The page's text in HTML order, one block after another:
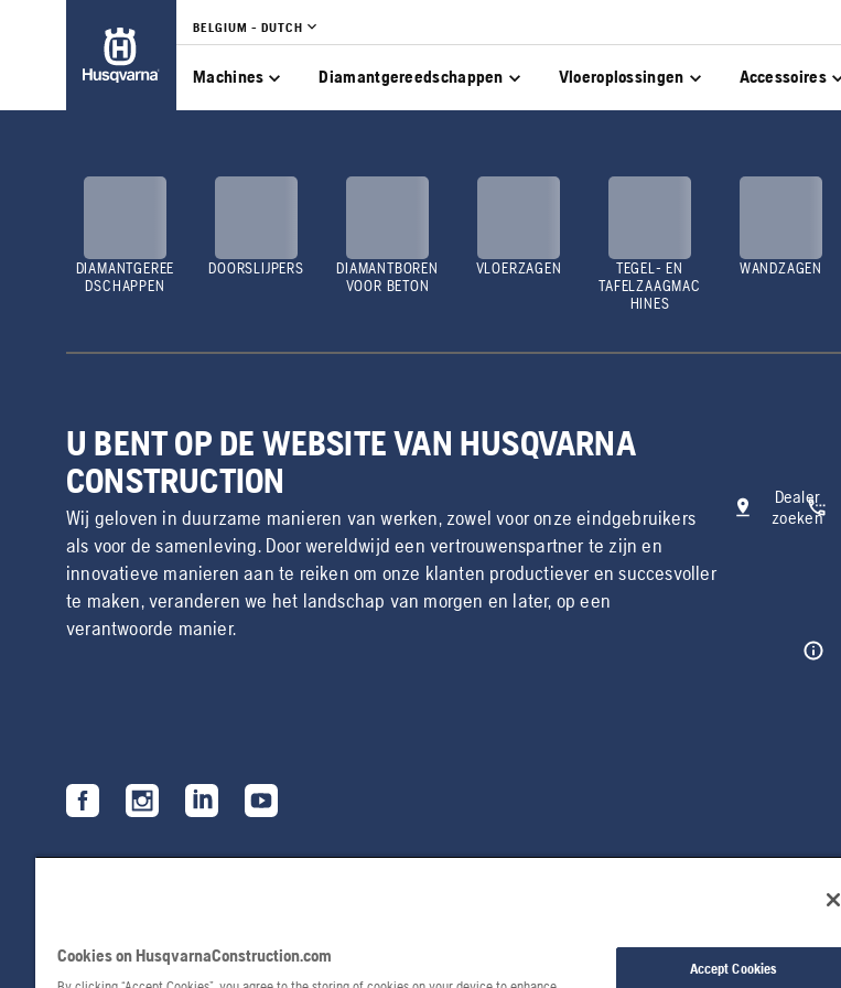
BELGIUM - DUTCH
Machines Diamantgereedschappen Vloeroplossingen Accessoires
DIAMANTGEREE
DSCHAPPEN
DOORSLIJPERS
DIAMANTBOREN
VOOR BETON
VLOERZAGEN
TEGEL- EN
TAFELZAAGMAC
HINES
WANDZAGEN
U BENT OP DE WEBSITE VAN HUSQVARNA
CONSTRUCTION
Wij geloven in duurzame manieren van werken, zowel voor onze eindgebruikers
als voor de samenleving. Door wereldwijd een vertrouwenspartner te zijn en
innovatieve manieren aan te reiken om onze klanten productiever en succesvoller
te maken, veranderen we het landschap van morgen en later, op een
verantwoorde manier.
Dealer
zoeken
Cookies on HusqvarnaConstruction.com
Accept Cookies